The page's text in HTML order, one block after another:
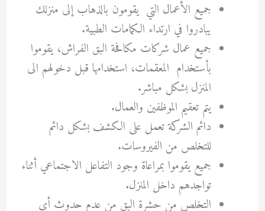
جميع الأعمال التي يقومون بالذهاب إلى منزلك
يبادروا في ارتداء الكمامات الطبية.
جميع عمال شركات مكافحة البق الفراش، يقوموا
بأستخدام المعقمات، استخدامها قبل دخولهم الى
المنزل بشكل مباشر.
يتم تعقيم الموظفين والعمال.
دائم الشركة تعمل على الكشف بشكل دائم
للتخلص من الفيروسات.
جميع يقوموا بمراعاة وجود التفاعل الاجتماعي أثناء
تواجدهم داخل المنزل.
التخلص من حشرة البق من عدم حدوث أى